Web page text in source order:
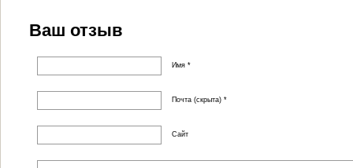
Ваш отзыв
Имя *
Почта (скрыта) *
Сайт